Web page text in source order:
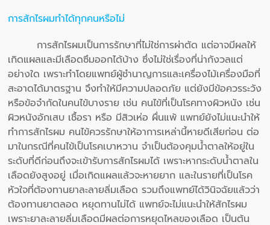
การสักไรผมทำได้ทุกคนหรือไม่
การสักไรผมเป็นการรักษาที่ไม่ใช่การผ่าตัด แต่อาจมีผลให้
เกิดแผลและมีเลือดซึมออกได้บ้าง ซึ่งไม่ใช่เรื่องที่น่ากังวลแต่
อย่างใด เพราะทำโดยแพทย์ผู้ชำนาญการและเครื่องไม้เครื่องมือที่
สะอาดได้มาตรฐาน จึงทำให้มีความปลอดภัย แต่ยังมีข้อควรระวัง
หรือข้อจำกัดในคนไข้บางราย เช่น คนไข้ที่เป็นโรคทางผิวหนัง เช่น
ผิวหนังอักเสบ เชื้อรา หรือ มีสิวเห่อ ผื่นแพ้ แพทย์ยังไม่แนะนำให้
ทำการสักไรผม คนไข้ควรรักษาให้อาการเหล่านี้หายดีเสียก่อน ต่อ
มาในกรณีที่คนไข้เป็นโรคเบาหวาน จำเป็นต้องคุมน้ำตาลให้อยู่ใน
ระดับที่ดีก่อนถึงจะเข้ารับการสักไรผมได้ เพราะหากระดับน้ำตาลใน
เลือดยังสูงอยู่ เมื่อเกิดแผลแล้วจะหายยาก และในรายที่เป็นโรค
หัวใจที่ต้องทานยาละลายลิ่มเลือด รวมถึงแพทย์ได้วินิจฉัยแล้วว่า
ต้องทานยาตลอด หยุดทานไม่ได้ แพทย์จะไม่แนะนำให้สักไรผม
เพราะยาละลายลิ่มเลือดมีผลต่อการหยุดไหลของเลือด เป็นต้น